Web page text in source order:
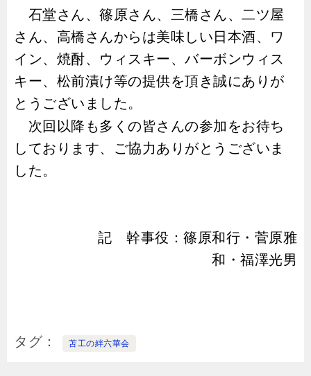
石堂さん、篠原さん、三橋さん、二ツ屋
さん、高橋さんからは美味しい日本酒、ワ
イン、焼酎、ウィスキー、バーボンウィス
キー、松前漬け等の提供を頂き誠にありが
とうございました。
次回以降も多くの皆さんの参加をお待ち
しております、ご協力ありがとうございま
した。
記 幹事役：篠原和行・菅原雅
和・福澤光男
タグ 苫工の絆六華会